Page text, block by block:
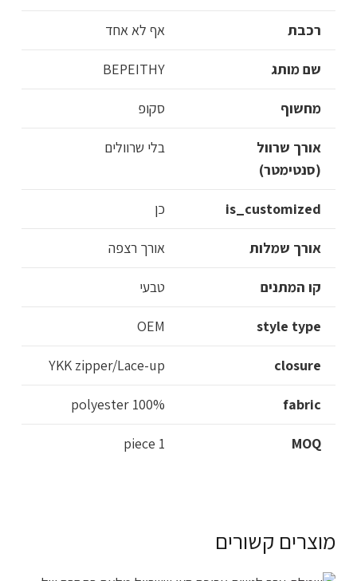
רכבת אף לא אחד
שם מותג BEPEITHY
מחשוף סקופ
אורך שרוול
(סנטימטר)
בלי שרוולים
is_customized כן
אורך שמלות אורך רצפה
קו המתנים טבעי
style type
OEM
closure
YKK zipper/Lace-up
fabric
100% polyester
MOQ
1 piece
מוצרים קשורים